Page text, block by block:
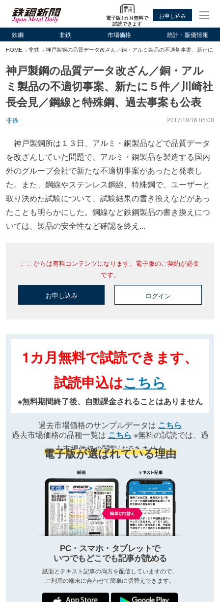
電子版1カ月無料で
試読できます
お申し込み
鉄鋼 非鉄 市場価格 統計・販価情報
HOME 非鉄 神戸製鋼の品質データ改ざん／銅・アルミ製品の不適切事案、新たに
神戸製鋼の品質データ改ざん／銅・アル
ミ製品の不適切事案、新たに５件／川崎社
長会見／鋼線と特殊鋼、過去事案も公表
非鉄 2017/10/16 05:00
神戸製鋼所は１３日、アルミ・銅製品などで品質データ
を改ざんしていた問題で、アルミ・銅製品を製造する国内
外のグループ会社で新たな不適切事案があったと発表し
た。また、鋼線やステンレス鋼線、特殊鋼で、ユーザーと
取り決めた試験について、試験結果の書き換えなどがあっ
たことも明らかにした。鋼線など鉄鋼製品の書き換えにつ
いては、製品の安全性など確認を終え...
ここからは有料コンテンツになります。電子版のご契約が必要
です。
お申し込み ログイン
1カ月無料で試読できます、
試読申込はこちら
※無料期間終了後、自動課金されることはありません
過去市場価格のサンプルデータは こちら
過去市場価格の品種一覧は こちら ※無料の試読では、過
去市場価格の閲覧はできません
電子版が選ばれている理由
PC・スマホ・タブレットで
いつでもどこでも記事が読める
紙面とテキスト記事の両方を配信していますので、
ご利用の端末に合わせて簡単に切替えできます。